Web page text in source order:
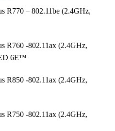
R770 – 802.11be (2.4GHz,
R760 -802.11ax (2.4GHz,
6E™
R850 -802.11ax (2.4GHz,
R750 -802.11ax (2.4GHz,